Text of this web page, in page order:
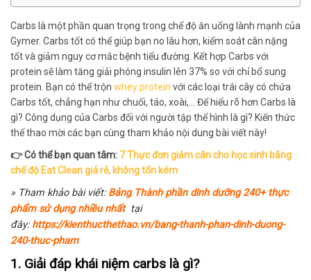
Carbs là một phần quan trọng trong chế độ ăn uống lành mạnh của
Gymer. Carbs tốt có thể giúp bạn no lâu hơn, kiểm soát cân nặng
tốt và giảm nguy cơ mắc bệnh tiểu đường. Kết hợp Carbs với
protein sẽ làm tăng giải phóng insulin lên 37% so với chỉ bổ sung
protein. Bạn có thể trộn whey protein với các loại trái cây có chứa
Carbs tốt, chẳng hạn như chuối, táo, xoài,… Để hiểu rõ hơn Carbs là
gì? Công dụng của Carbs đối với người tập thể hình là gì? Kiến thức
thể thao mời các bạn cùng tham khảo nội dung bài viết này!
👉 Có thể bạn quan tâm: 7 Thực đơn giảm cân cho học sinh bằng
chế độ Eat Clean giá rẻ, không tốn kém
» Tham khảo bài viết:Bảng Thành phần dinh dưỡng 240+ thực
phẩm sử dụng nhiều nhất tại
đây:https://kienthucthethao.vn/bang-thanh-phan-dinh-duong-
240-thuc-pham
1. Giải đáp khái niệm carbs là gì?